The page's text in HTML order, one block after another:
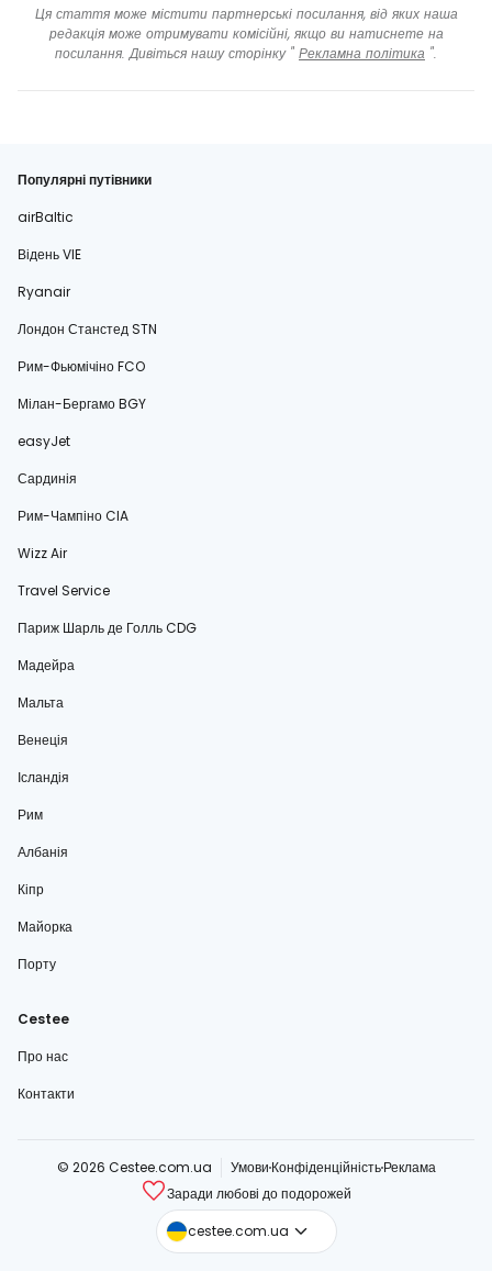
Ця стаття може містити партнерські посилання, від яких наша
редакція може отримувати комісійні, якщо ви натиснете на
посилання. Дивіться нашу сторінку " Рекламна політика ".
Популярні путівники
airBaltic
Відень VIE
Ryanair
Лондон Станстед STN
Рим-Фьюмічіно FCO
Мілан-Бергамо BGY
easyJet
Сардинія
Рим-Чампіно CIA
Wizz Air
Travel Service
Париж Шарль де Голль CDG
Мадейра
Мальта
Венеція
Ісландія
Рим
Албанія
Кіпр
Майорка
Порту
Cestee
Про нас
Контакти
© 2026 Cestee.com.ua УмовиКонфіденційністьРеклама
Заради любові до подорожей
cestee.com.ua
cestee.com
cestee.sk